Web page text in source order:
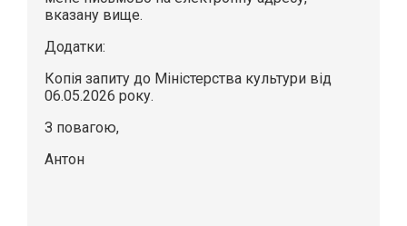
вказану вище.
Додатки:
Копія запиту до Міністерства культури від
06.05.2026 року.
З повагою,
Антон